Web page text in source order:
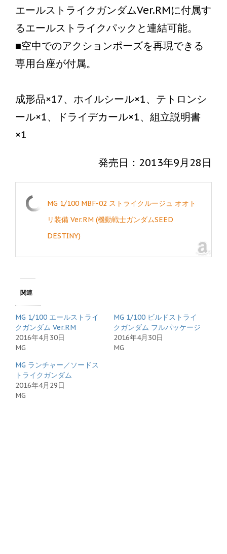
エールストライクガンダムVer.RMに付属す
るエールストライクパックと連結可能。
■空中でのアクションポーズを再現できる
専用台座が付属。
成形品×17、ホイルシール×1、テトロンシ
ール×1、ドライデカール×1、組立説明書
×1
発売日：2013年9月28日
MG 1/100 MBF-02 ストライクルージュ オオト
リ装備 Ver.RM (機動戦士ガンダムSEED
DESTINY)
関連
MG 1/100 エールストライ
クガンダム Ver.RM
2016年4月30日
MG
MG 1/100 ビルドストライ
クガンダム フルパッケージ
2016年4月30日
MG
MG ランチャー／ソードス
トライクガンダム
2016年4月29日
MG